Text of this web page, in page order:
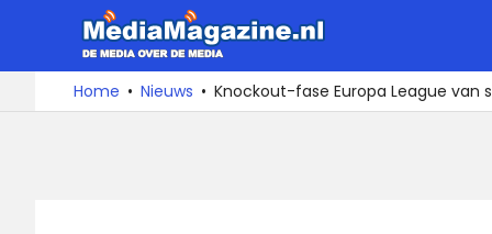
de
De
media
over
Home Nieuws Knockout-fase Europa League van